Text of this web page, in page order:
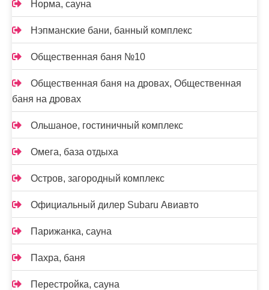
Норма, сауна
Нэпманские бани, банный комплекс
Общественная баня №10
Общественная баня на дровах, Общественная
баня на дровах
Ольшаное, гостиничный комплекс
Омега, база отдыха
Остров, загородный комплекс
Официальный дилер Subaru Авиавто
Парижанка, сауна
Пахра, баня
Перестройка, сауна